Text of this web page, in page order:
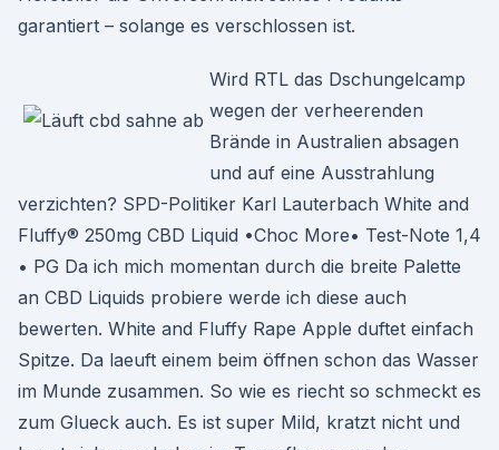
garantiert – solange es verschlossen ist.
Wird RTL das Dschungelcamp
wegen der verheerenden
Brände in Australien absagen
und auf eine Ausstrahlung
verzichten? SPD-Politiker Karl Lauterbach White and
Fluffy® 250mg CBD Liquid •Choc More• Test-Note 1,4
• PG Da ich mich momentan durch die breite Palette
an CBD Liquids probiere werde ich diese auch
bewerten. White and Fluffy Rape Apple duftet einfach
Spitze. Da laeuft einem beim öffnen schon das Wasser
im Munde zusammen. So wie es riecht so schmeckt es
zum Glueck auch. Es ist super Mild, kratzt nicht und